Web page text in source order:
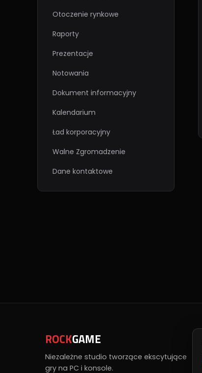
Otoczenie rynkowe
Raporty
Prezentacje
Notowania
Dokument informacyjny
Kalendarium
Ład korporacyjny
Walne Zgromadzenie
Dane kontaktowe
ROCKGAME
Niezależne studio tworzące ekscytujące
gry na PC i konsole.